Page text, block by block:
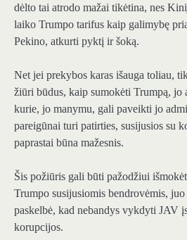
dėlto tai atrodo mažai tikėtina, nes
laiko Trumpo tarifus kaip galimybę
Pekino, atkurti pyktį ir šoką.
Net jei prekybos karas išauga toliau,
žiūri būdus, kaip sumokėti Trumpą, jo
kurie, jo manymu, gali paveikti jo
pareigūnai turi patirties, susijusios su
paprastai būna mažesnis.
Šis požiūris gali būti pažodžiui
Trumpo susijusiomis bendrovėmis,
paskelbė, kad nebandys vykdyti JAV
korupcijos.